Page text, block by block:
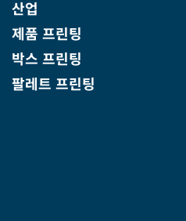
산업
제품 프린팅
박스 프린팅
팔레트 프린팅